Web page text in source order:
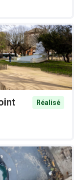
Réalisé